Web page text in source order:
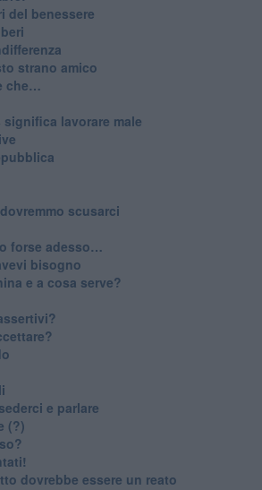
del benessere
strano amico
che…
lavorare male
scusarci
forse adesso…
bisogno
e a cosa serve?
e parlare
(?)
dovrebbe essere un reato